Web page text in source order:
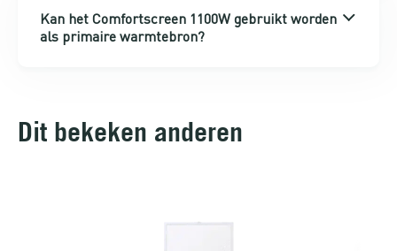
Kan het Comfortscreen 1100W gebruikt worden
als primaire warmtebron?
Dit bekeken anderen